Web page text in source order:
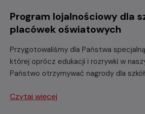
Program lojalnościowy dla
placówek oświatowych
Przygotowaliśmy dla Państwa
której oprócz edukacji i rozrywki w
Państwo otrzymywać nagrody dla
Czytaj więcej